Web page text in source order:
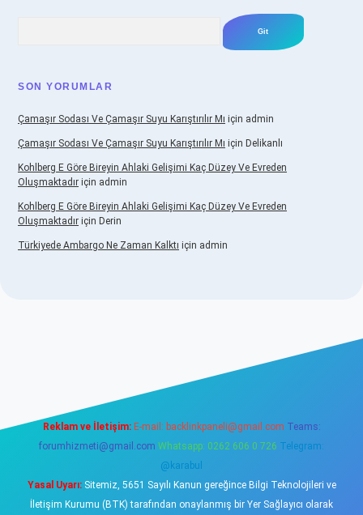
SON YORUMLAR
Çamaşır Sodası Ve Çamaşır Suyu Karıştırılır Mı için admin
Çamaşır Sodası Ve Çamaşır Suyu Karıştırılır Mı için Delikanlı
Kohlberg E Göre Bireyin Ahlaki Gelişimi Kaç Düzey Ve Evreden
Oluşmaktadır için admin
Kohlberg E Göre Bireyin Ahlaki Gelişimi Kaç Düzey Ve Evreden
Oluşmaktadır için Derin
Türkiyede Ambargo Ne Zaman Kalktı için admin
Reklam ve İletişim: E-mail: backlinkpaneli@gmail.com Teams:
forumhizmeti@gmail.com Whatsapp: 0262 606 0 726 Telegram:
@karabul
Yasal Uyarı:Sitemiz, 5651 Sayılı Kanun gereğince Bilgi Teknolojileri ve
İletişim Kurumu (BTK) tarafından onaylanmış bir Yer Sağlayıcı olarak